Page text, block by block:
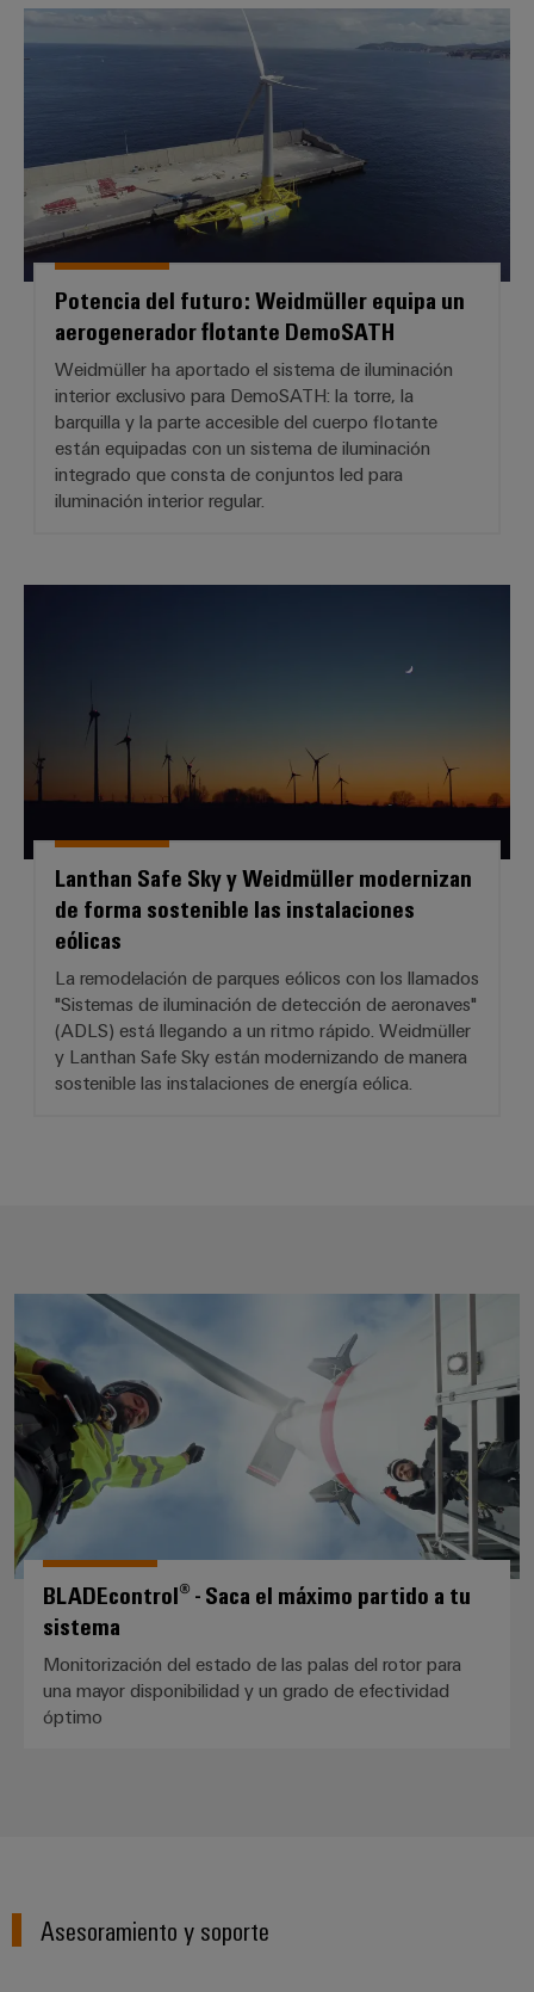
Ingeniería
avanzada:
intuitiva,
sencilla y
Potencia del futuro: Weidmüller equipa un
aerogenerador flotante DemoSATH
Weidmüller ha aportado el sistema de iluminación
interior exclusivo para DemoSATH: la torre, la
barquilla y la parte accesible del cuerpo flotante
están equipadas con un sistema de iluminación
integrado que consta de conjuntos led para
iluminación interior regular.
Lanthan Safe Sky y Weidmüller modernizan
de forma sostenible las instalaciones
eólicas
La remodelación de parques eólicos con los llamados
"Sistemas de iluminación de detección de aeronaves"
(ADLS) está llegando a un ritmo rápido. Weidmüller
y Lanthan Safe Sky están modernizando de manera
sostenible las instalaciones de energía eólica.
BLADEcontrol® - Saca el
BLADEcontrol® - Saca el máximo partido a tu
sistema
Monitorización del estado de las palas del rotor para
una mayor disponibilidad y un grado de efectividad
óptimo
Asesoramiento y soporte